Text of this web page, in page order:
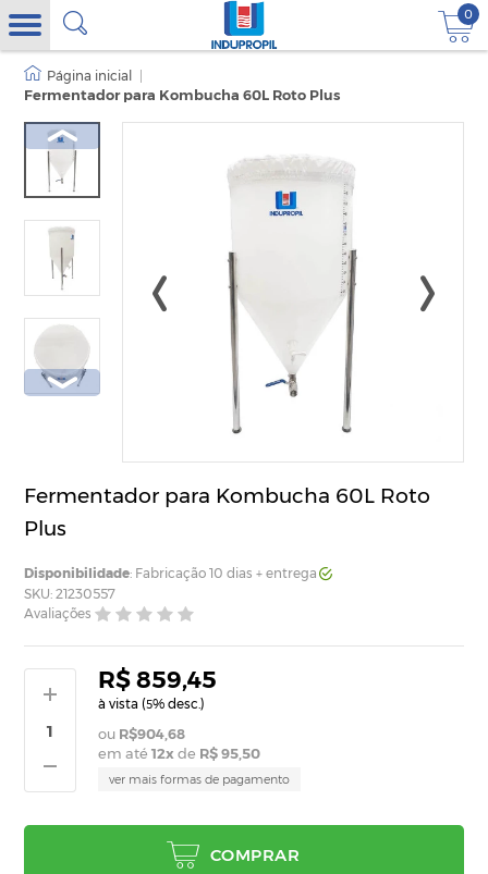
0
Fermentador para Kombucha 60L Roto Plus
Fermentador para Kombucha 60L Roto
Plus
Disponibilidade: Fabricação 10 dias + entrega
SKU: 21230557
Avaliações
R$ 859,45
à vista (5% desc.)
R$904,68
em até12x de R$ 95,50
ver mais formas de pagamento
COMPRAR